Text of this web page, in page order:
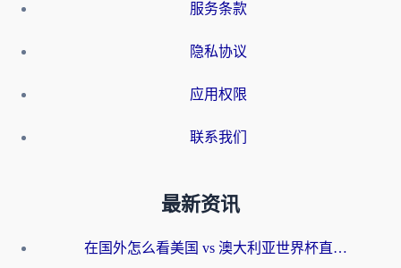
服务条款
隐私协议
应用权限
联系我们
最新资讯
在国外怎么看美国 vs 澳大利亚世界杯直播？海外党必藏的中文解说观赛指南